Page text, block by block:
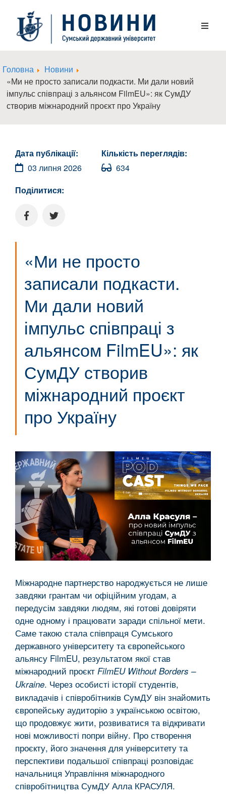
Головна
Новини
«Ми не просто записали подкасти. Ми дали новий
імпульс співпраці з альянсом FilmEU»: як СумДУ
створив міжнародний проєкт про Україну
Дата публікації:
03 липня 2026
Кількість переглядів:
634
Поділитися:
«Ми не просто
записали подкасти.
Ми дали новий
імпульс співпраці з
альянсом FilmEU»: як
СумДУ створив
міжнародний проєкт
про Україну
Міжнародне партнерство народжується не лише
завдяки грантам чи офіційним угодам, а
передусім завдяки людям, які готові довіряти
одне одному і працювати заради спільної мети.
Саме такою стала співпраця Сумського
державного університету та європейського
альянсу FilmEU, результатом якої став
міжнародний проєкт FilmEU Without Borders –
Ukraine. Через особисті історії студентів,
викладачів і співробітників СумДУ він знайомить
європейську аудиторію з українською освітою,
що продовжує жити, розвиватися та відкривати
нові можливості попри війну. Про створення
проєкту, його значення для університету та
перспективи подальшої співпраці розповідає
начальниця Управління міжнародного
співробітництва СумДУ Алла КРАСУЛЯ.